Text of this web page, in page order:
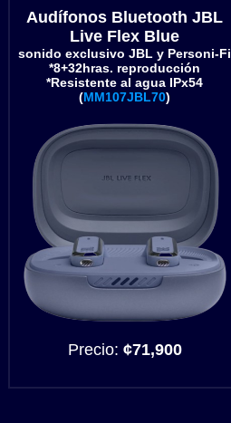
Audífonos Bluetooth JBL
Live Flex Blue
sonido exclusivo JBL y Personi-Fi
*8+32hras. reproducción
*Resistente al agua IPx54
(MM107JBL70)
Precio: ¢71,900